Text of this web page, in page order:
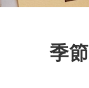
季